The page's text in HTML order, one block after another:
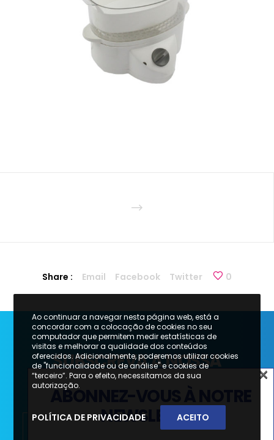
Share : Email Facebook Twitter 0
SUBSCREVA A NOSSA
NEWSLETTER
Ao continuar a navegar nesta página web, está a
concordar com a colocação de cookies no seu
computador que permitem medir estatísticas de
visitas e melhorar a qualidade dos conteúdos
oferecidos. Adicionalmente, poderemos utilizar cookies
de "funcionalidade ou de análise" e cookies de
“terceiro”. Para o efeito, necessitamos da sua
autorização.
POLÍTICA DE PRIVACIDADE ACEITO
SUBSCREVA A NOSSA
NEWSLETTER
×
ABONNEZ-VOUS À NOTRE
NEWSLETTER
×